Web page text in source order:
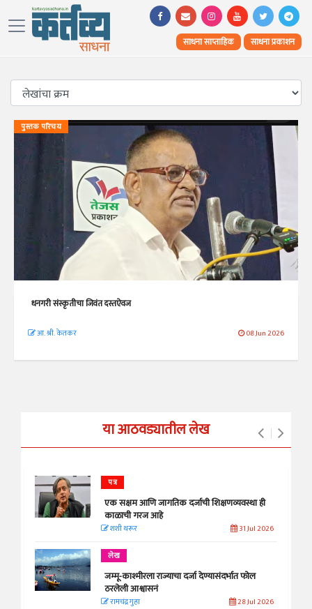
साधना साप्ताहिक साधना प्रकाशन
पुस्तक परिचय
धनगरी संस्कृतीचा जिवंत दस्तऐवज
आ. श्री. केतकर 08 Jun 2026
या आठवड्यातील लेख
पत्र
एक सक्षम आणि जागतिक दर्जाची शिक्षणव्यवस्था ही
काळाची गरज आहे
शशी थरूर 31 Jul 2026
लेख
जम्मू-काश्मीरला राज्याचा दर्जा देण्यासंदर्भात फोल
ठरलेली आश्वासनं
रामचंद्र गुहा 28 Jul 2026